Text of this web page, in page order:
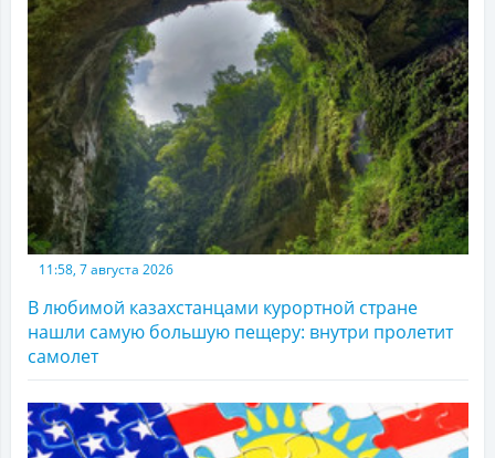
11:58, 7 августа 2026
В любимой казахстанцами курортной стране
нашли самую большую пещеру: внутри пролетит
самолет